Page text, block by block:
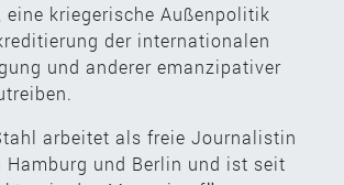
eine kriegerische Außenpolitik
der internationalen
und anderer emanzipativer
arbeitet als freie Journalistin
Hamburg und Berlin und ist seit